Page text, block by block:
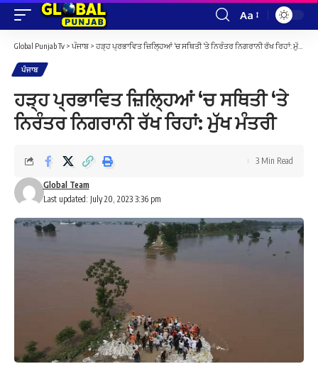
Font
Resizer
Aa
Global Punjab Tv > ਪੰਜਾਬ > ਹੜ੍ਹ ਪ੍ਰਭਾਵਿਤ ਜ਼ਿਲ੍ਹਿਆਂ ‘ਚ ਸਥਿਤੀ ‘ਤੇ ਨਿਰੰਤਰ ਨਿਗਰਾਨੀ ਰੱਖ ਰਿਹਾਂ: ਮੁੱਖ ਮੰਤਰੀ
ਪੰਜਾਬ
ਹੜ੍ਹ ਪ੍ਰਭਾਵਿਤ ਜ਼ਿਲ੍ਹਿਆਂ ‘ਚ ਸਥਿਤੀ ‘ਤੇ
ਨਿਰੰਤਰ ਨਿਗਰਾਨੀ ਰੱਖ ਰਿਹਾਂ: ਮੁੱਖ ਮੰਤਰੀ
Last updated: July 20, 2023 3:36 pm
Global Team
3 Min Read